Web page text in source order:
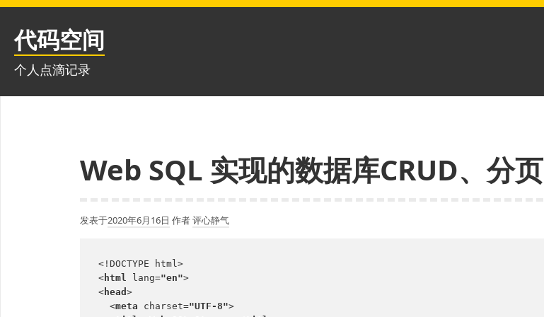
跳
代码空间
个人点滴记录
Web SQL 实现的数据库CRUD、分页
发表于2020年6月16日 作者评心静气
<!DOCTYPE html>
<html lang="en">
<head >
  <
meta charset="UTF-8">